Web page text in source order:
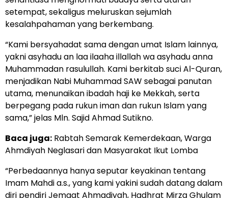
setempat, sekaligus meluruskan sejumlah
kesalahpahaman yang berkembang.
“Kami bersyahadat sama dengan umat Islam lainnya,
yakni asyhadu an laa ilaaha illallah wa asyhadu anna
Muhammadan rasulullah. Kami berkitab suci Al-Quran,
menjadikan Nabi Muhammad SAW sebagai panutan
utama, menunaikan ibadah haji ke Mekkah, serta
berpegang pada rukun iman dan rukun Islam yang
sama,” jelas Mln. Sajid Ahmad Sutikno.
Baca juga: Rabtah Semarak Kemerdekaan, Warga
Ahmdiyah Neglasari dan Masyarakat Ikut Lomba
“Perbedaannya hanya seputar keyakinan tentang
Imam Mahdi a.s., yang kami yakini sudah datang dalam
diri pendiri Jemaat Ahmadiyah, Hadhrat Mirza Ghulam